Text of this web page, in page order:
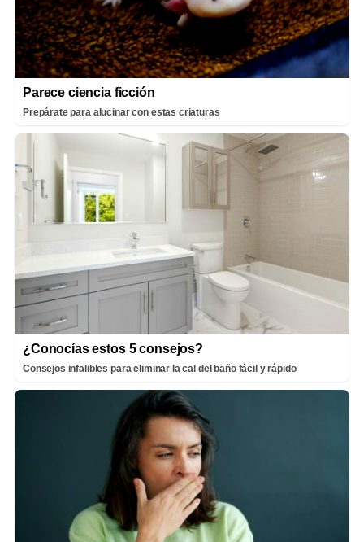
Parece ciencia ficción
Prepárate para alucinar con estas criaturas
¿Conocías estos 5 consejos?
Consejos infalibles para eliminar la cal del baño fácil y rápido